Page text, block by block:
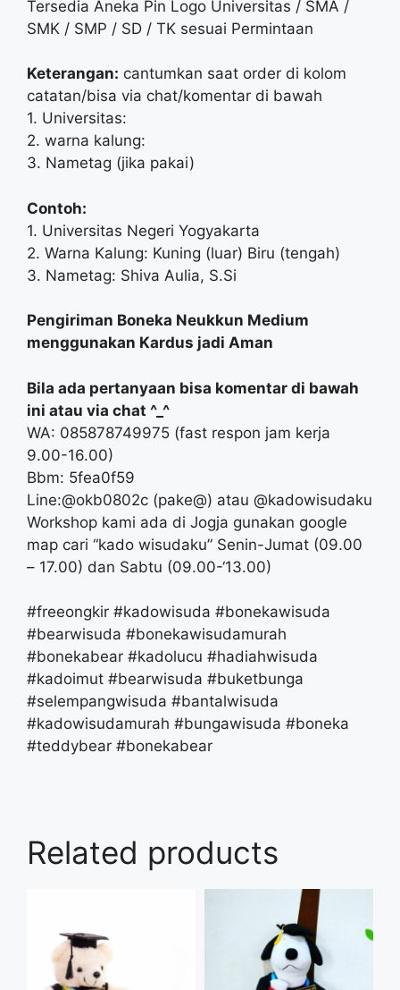
Tersedia Aneka Pin Logo Universitas / SMA /
SMK / SMP / SD / TK sesuai Permintaan
Keterangan: cantumkan saat order di kolom
catatan/bisa via chat/komentar di bawah
1. Universitas:
2. warna kalung:
3. Nametag (jika pakai)
Contoh:
1. Universitas Negeri Yogyakarta
2. Warna Kalung: Kuning (luar) Biru (tengah)
3. Nametag: Shiva Aulia, S.Si
Pengiriman Boneka Neukkun Medium
menggunakan Kardus jadi Aman
Bila ada pertanyaan bisa komentar di bawah
ini atau via chat ^_^
WA: 085878749975 (fast respon jam kerja
9.00-16.00)
Bbm: 5fea0f59
Line:@okb0802c (pake@) atau @kadowisudaku
Workshop kami ada di Jogja gunakan google
map cari “kado wisudaku” Senin-Jumat (09.00
– 17.00) dan Sabtu (09.00-‘13.00)
#freeongkir #kadowisuda #bonekawisuda
#bearwisuda #bonekawisudamurah
#bonekabear #kadolucu #hadiahwisuda
#kadoimut #bearwisuda #buketbunga
#selempangwisuda #bantalwisuda
#kadowisudamurah #bungawisuda #boneka
#teddybear #bonekabear
Related products